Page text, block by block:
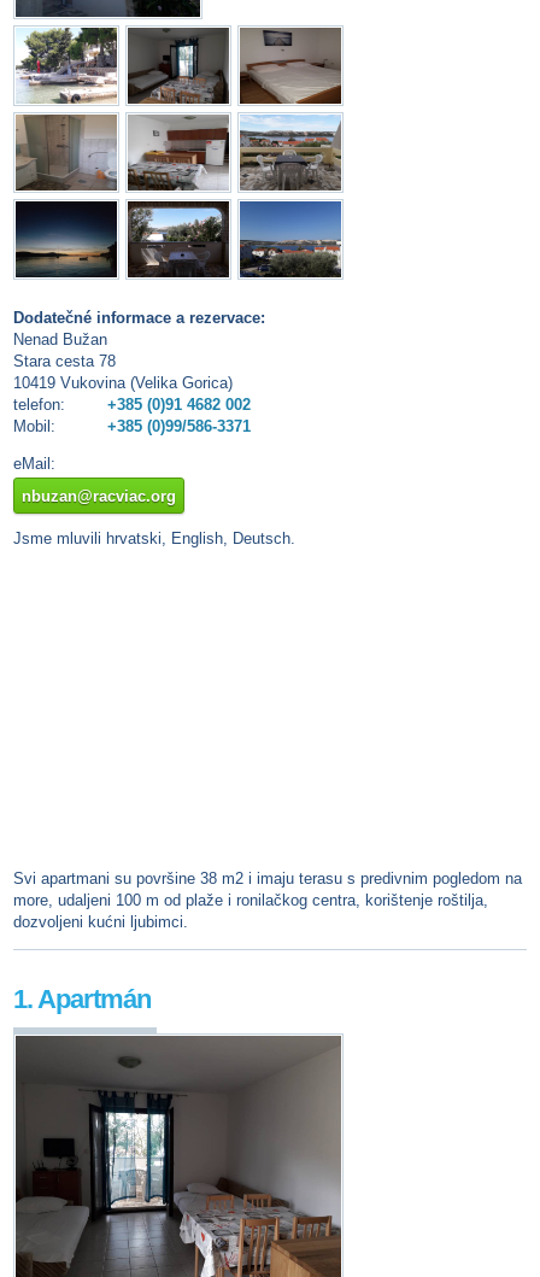
Dodatečné informace a rezervace:
Nenad Bužan
Stara cesta 78
10419 Vukovina (Velika Gorica)
telefon:
+385 (0)91 4682 002
Mobil:
+385 (0)99/586-3371
eMail:
nbuzan@racviac.org
Jsme mluvili hrvatski, English, Deutsch.
Svi apartmani su površine 38 m2 i imaju terasu s predivnim pogledom na
more, udaljeni 100 m od plaže i ronilačkog centra, korištenje roštilja,
dozvoljeni kućni ljubimci.
1. Apartmán